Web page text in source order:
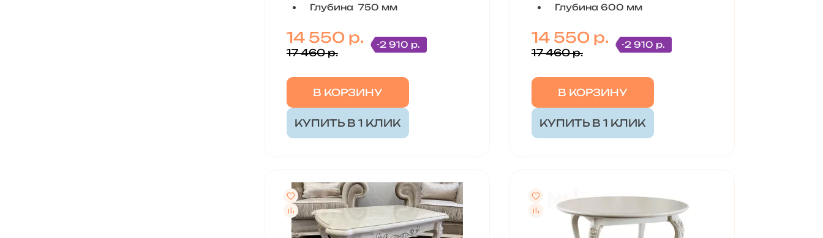
Глубина 750 мм
14 550 р.
17 460 р.
-2 910 р.
В КОРЗИНУ
КУПИТЬ В 1 КЛИК
Глубина 600 мм
14 550 р.
17 460 р.
-2 910 р.
В КОРЗИНУ
КУПИТЬ В 1 КЛИК